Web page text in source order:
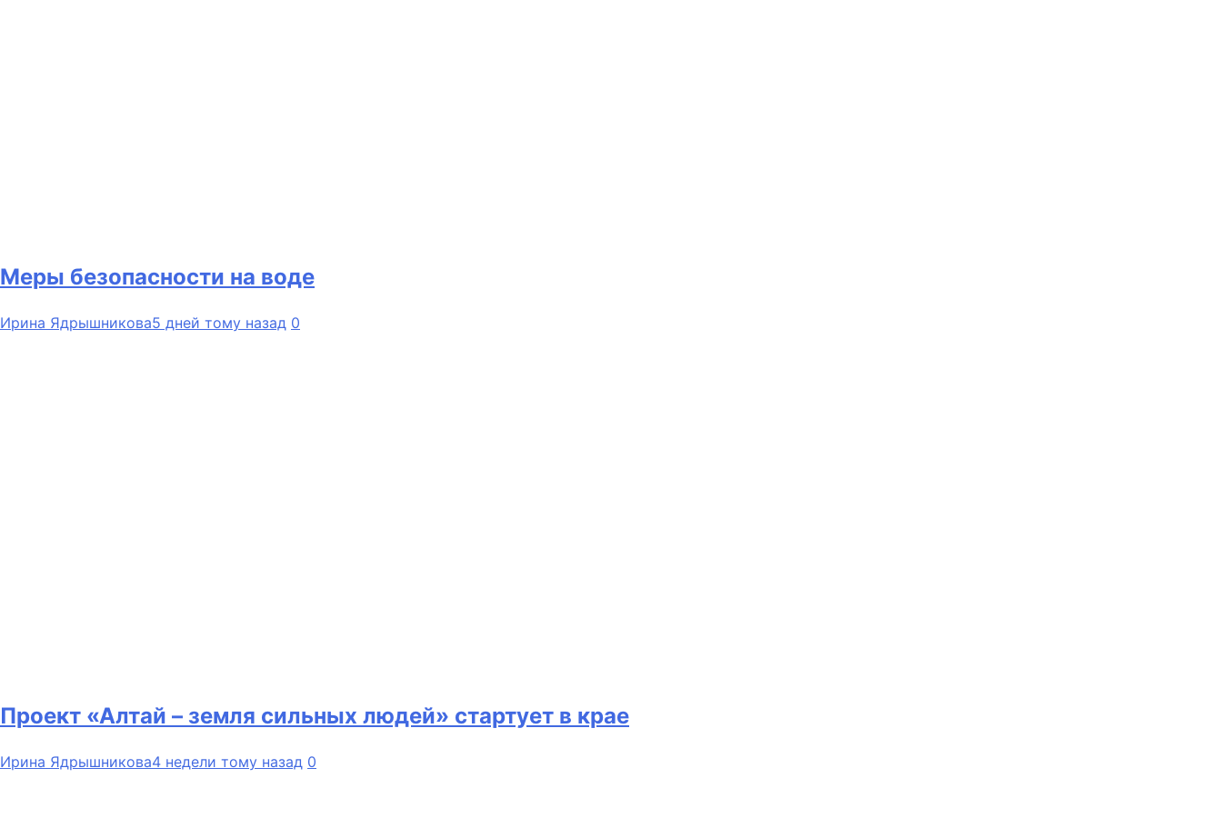
Меры безопасности на воде
Ирина Ядрышникова5 дней тому назад 0
Проект «Алтай – земля сильных людей» стартует в крае
Ирина Ядрышникова4 недели тому назад 0